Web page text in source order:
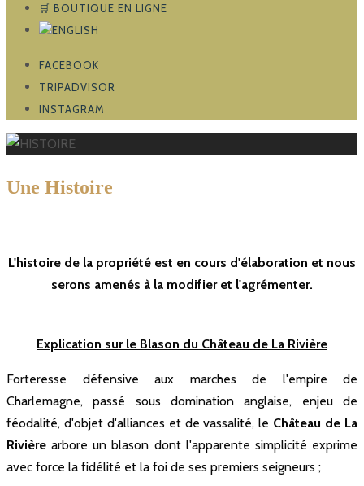
🛒 BOUTIQUE EN LIGNE
FACEBOOK
TRIPADVISOR
INSTAGRAM
Une Histoire
L'histoire de la propriété est en cours d'élaboration et nous
serons amenés à la modifier et l'agrémenter.
Charlemagne en
l'an 769
Lire la suite ...
Lire la suite ...
Lire la suite ...
Lire la suite ...
Lire la suite ...
Lire la suite ...
Lire la suite ...
Explication sur le Blason du Château de La Rivière
Forteresse défensive aux marches de l'empire de
Charlemagne, passé sous domination anglaise, enjeu de
féodalité, d'objet d'alliances et de vassalité, le Château de La
Rivière arbore un blason dont l'apparente simplicité exprime
avec force la fidélité et la foi de ses premiers seigneurs ;